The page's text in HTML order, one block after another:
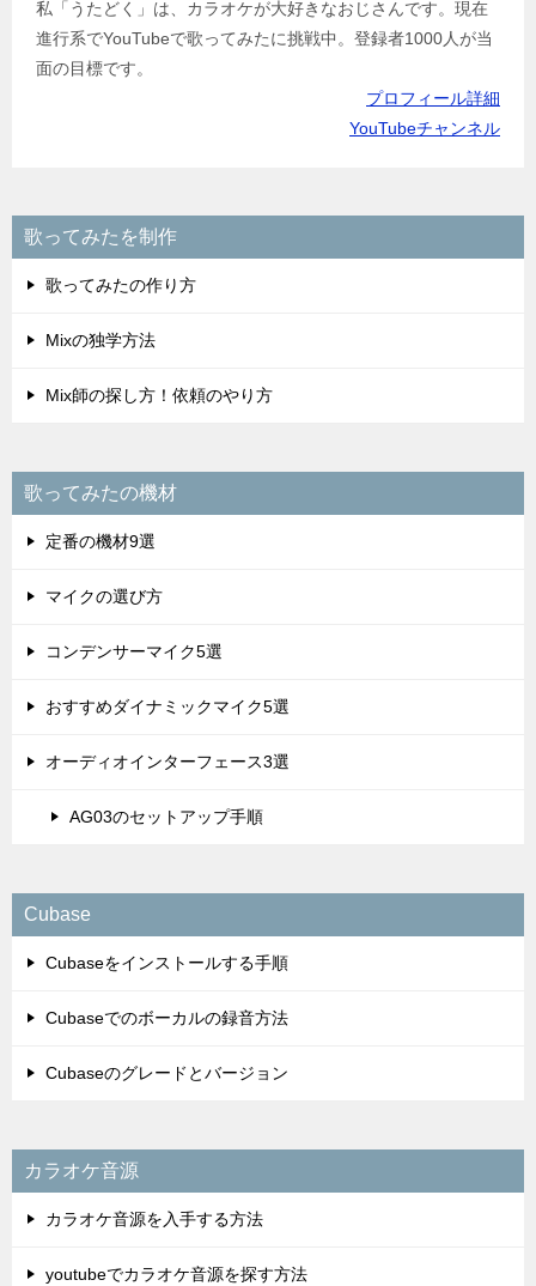
私「うたどく」は、カラオケが大好きなおじさんです。現在
進行系でYouTubeで歌ってみたに挑戦中。登録者1000人が当
面の目標です。
プロフィール詳細
YouTubeチャンネル
歌ってみたを制作
歌ってみたの作り方
Mixの独学方法
Mix師の探し方！依頼のやり方
歌ってみたの機材
定番の機材9選
マイクの選び方
コンデンサーマイク5選
おすすめダイナミックマイク5選
オーディオインターフェース3選
AG03のセットアップ手順
Cubase
Cubaseをインストールする手順
Cubaseでのボーカルの録音方法
Cubaseのグレードとバージョン
カラオケ音源
カラオケ音源を入手する方法
youtubeでカラオケ音源を探す方法